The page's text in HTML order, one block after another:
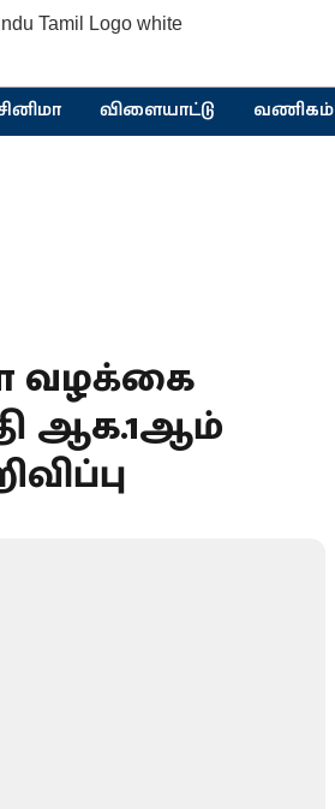
விளையாட்டு வணிகம்
வழக்கை
ஆக.1ஆம்